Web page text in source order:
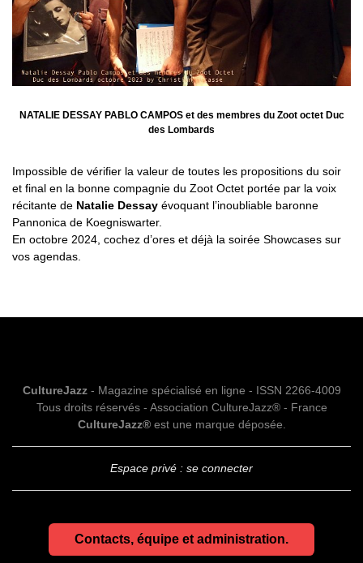
NATALIE DESSAY PABLO CAMPOS et des membres du Zoot octet Duc
des Lombards
Impossible de vérifier la valeur de toutes les propositions du soir
et final en la bonne compagnie du Zoot Octet portée par la voix
récitante de Natalie Dessay évoquant l’inoubliable baronne
Pannonica de Koegniswarter.
En octobre 2024, cochez d’ores et déjà la soirée Showcases sur
vos agendas.
CultureJazz- Magazine spécialisé en ligne - ISSN 2266-4009
Tous droits réservés - Association CultureJazz® - France
CultureJazz®est une marque déposée.
Espace privé : se connecter
Contacts, équipe et administration.